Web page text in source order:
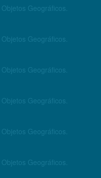
Objetos Geográficos.
Objetos Geográficos.
Objetos Geográficos.
Objetos Geográficos.
Objetos Geográficos.
Objetos Geográficos.